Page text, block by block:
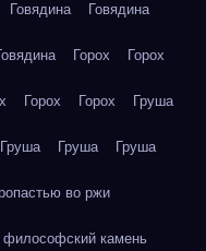
Говядина Говядина
Горох Горох
Горох Горох Груша
Груша Груша Груша
во ржи
камень